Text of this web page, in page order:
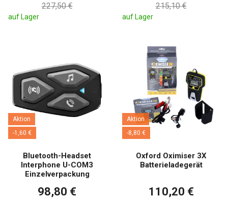
227,50 €
auf Lager
215,10 €
auf Lager
Aktion
-1,60 €
Bluetooth-Headset
Interphone U-COM3
Einzelverpackung
98,80 €
Aktion
-8,80 €
Oxford Oximiser 3X
Batterieladegerät
110,20 €